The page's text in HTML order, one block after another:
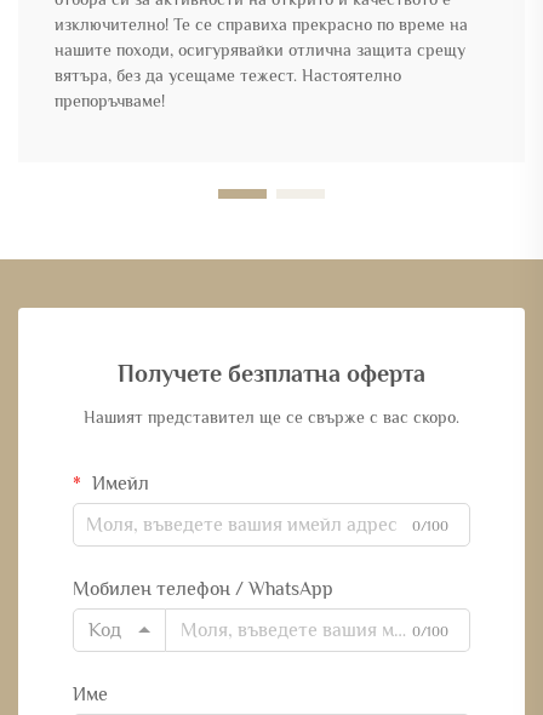
изключително! Те се справиха прекрасно по време на
нашите походи, осигурявайки отлична защита срещу
вятъра, без да усещаме тежест. Настоятелно
препоръчваме!
Получете безплатна оферта
Нашият представител ще се свърже с вас скоро.
Имейл
0/100
Мобилен телефон / WhatsApp
Код
0/100
Име